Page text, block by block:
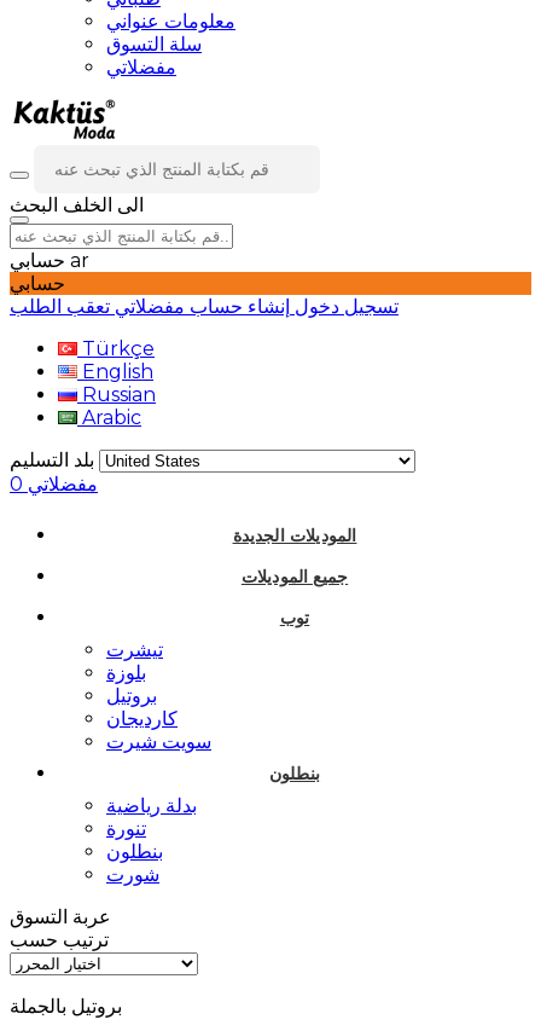
معلومات عنواني
سلة التسوق
مفضلاتي
الى الخلف البحث
ar
حسابي
تسجيل دخول إنشاء حساب مفضلاتي تعقب الطلب
Türkçe
English
Russian
Arabic
بلد التسليم
مفضلاتي 0
الموديلات الجديدة
جميع الموديلات
توب
تيشرت
بلوزة
بروتيل
كارديجان
سويت شيرت
بنطلون
بدلة رياضية
تنورة
بنطلون
شورت
عربة التسوق
ترتيب حسب
بروتيل بالجملة